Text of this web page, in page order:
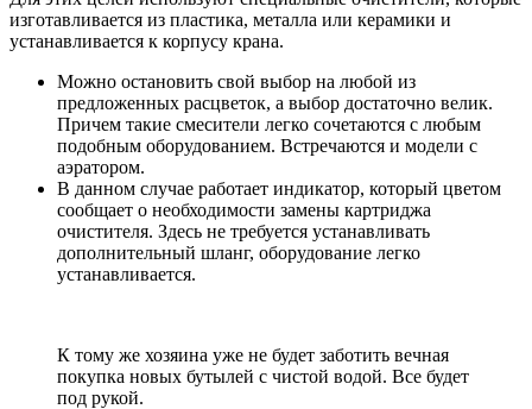
изготавливается из пластика, металла или керамики и
устанавливается к корпусу крана.
Можно остановить свой выбор на любой из
предложенных расцветок, а выбор достаточно велик.
Причем такие смесители легко сочетаются с любым
подобным оборудованием. Встречаются и модели с
аэратором.
В данном случае работает индикатор, который цветом
сообщает о необходимости замены картриджа
очистителя. Здесь не требуется устанавливать
дополнительный шланг, оборудование легко
устанавливается.
К тому же хозяина уже не будет заботить вечная
покупка новых бутылей с чистой водой. Все будет
под рукой.